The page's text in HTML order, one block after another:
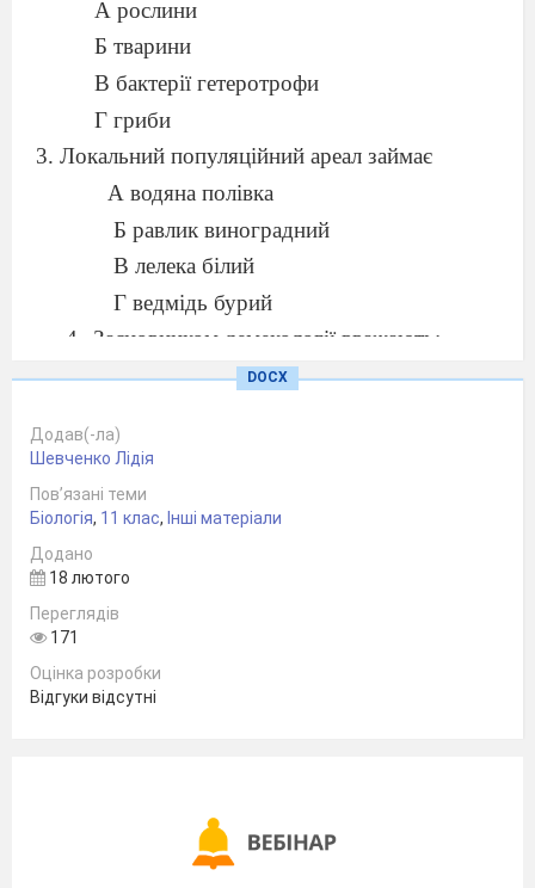
А рослини
Б тварини
В бактерії гетеротрофи
Г гриби
3. Локальний популяційний ареал займає
А водяна полівка
Б равлик виноградний
В лелека білий
Г ведмідь бурий
Засновником демекології вважають:
А Г. Менделя
Б Ч. Елтона
Назвіть абіотичний екологічний чинник:
Б едафічний
Г зоогенний
До стенофагів відносять:
А колібрі
Б ведмідь бурий
А дощові черви
Б зозулин льон звичайний
DOCX
Додав(-ла)
Шевченко Лідія
Пов’язані теми
Біологія, 11 клас, Інші матеріали
Додано
18 лютого
Переглядів
171
Оцінка розробки
Відгуки відсутні